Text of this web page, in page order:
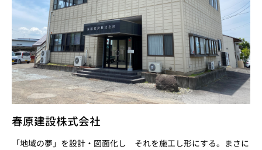
春原建設株式会社
「地域の夢」を設計・図面化し それを施工し形にする。まさに